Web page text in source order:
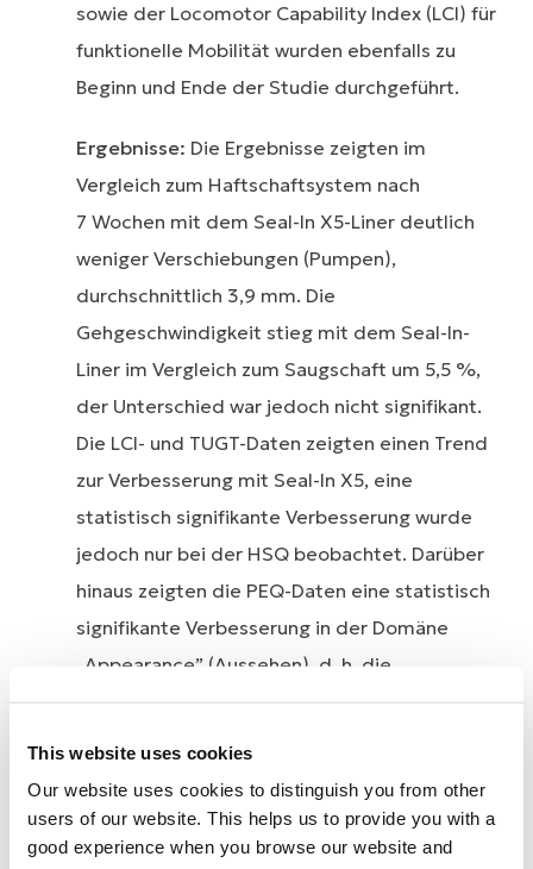
This website uses cookies
Our website uses cookies to distinguish you from other
users of our website. This helps us to provide you with a
good experience when you browse our website and
sowie der Locomotor Capability Index (LCI) für
funktionelle Mobilität wurden ebenfalls zu
Beginn und Ende der Studie durchgeführt.
Ergebnisse: Die Ergebnisse zeigten im
Vergleich zum Haftschaftsystem nach
7 Wochen mit dem Seal-In X5-Liner deutlich
weniger Verschiebungen (Pumpen),
durchschnittlich 3,9 mm. Die
Gehgeschwindigkeit stieg mit dem Seal-In-
Liner im Vergleich zum Saugschaft um 5,5 %,
der Unterschied war jedoch nicht signifikant.
Die LCI- und TUGT-Daten zeigten einen Trend
zur Verbesserung mit Seal-In X5, eine
statistisch signifikante Verbesserung wurde
jedoch nur bei der HSQ beobachtet. Darüber
hinaus zeigten die PEQ-Daten eine statistisch
signifikante Verbesserung in der Domäne
„Appearance” (Aussehen), d. h. die
Amputierten waren der Meinung, dass die
Interpretation
: Die Studienergebnisse zeigen,